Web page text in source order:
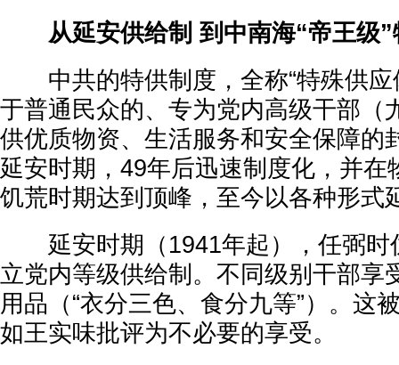
从延安供给制 到中南海“帝王级
中共的特供制度，全称“特殊供应
于普通民众的、专为党内高级干部（
供优质物资、生活服务和安全保障的
延安时期，49年后迅速制度化，并在
饥荒时期达到顶峰，至今以各种形式
延安时期（1941年起），任弼时
立党内等级供给制。不同级别干部享
用品（“衣分三色、食分九等”）。这
如王实味批评为不必要的享受。